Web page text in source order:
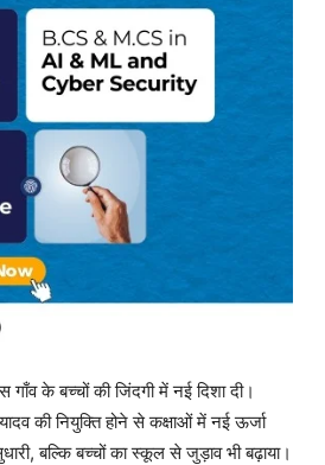
गाँव के बच्चों की जिंदगी में नई दिशा दी।
की नियुक्ति होने से कक्षाओं में नई ऊर्जा
बल्कि बच्चों का स्कूल से जुड़ाव भी बढ़ाया।